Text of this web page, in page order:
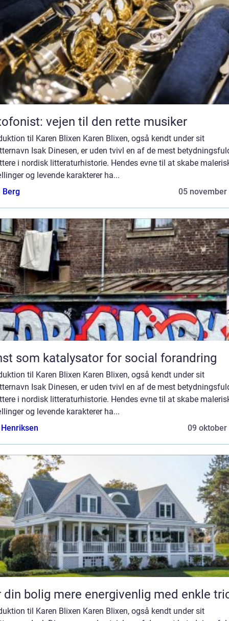
vejen til den rette musiker
til Karen Blixen Karen Blixen, også kendt under sit
Isak Dinesen, er uden tvivl en af de mest
i nordisk litteraturhistorie. Hendes evne til at skabe
og levende karakterer ha...
Berg
05 november
som katalysator for social forandring
til Karen Blixen Karen Blixen, også kendt under sit
Isak Dinesen, er uden tvivl en af de mest
i nordisk litteraturhistorie. Hendes evne til at skabe
og levende karakterer ha...
09 oktober
din bolig mere energivenlig med enkle
til Karen Blixen Karen Blixen, også kendt under sit